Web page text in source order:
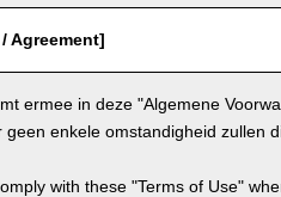
Agreement]
ermee in deze "Algemene
geen enkele omstandigheid zullen
with these "Terms of Use"